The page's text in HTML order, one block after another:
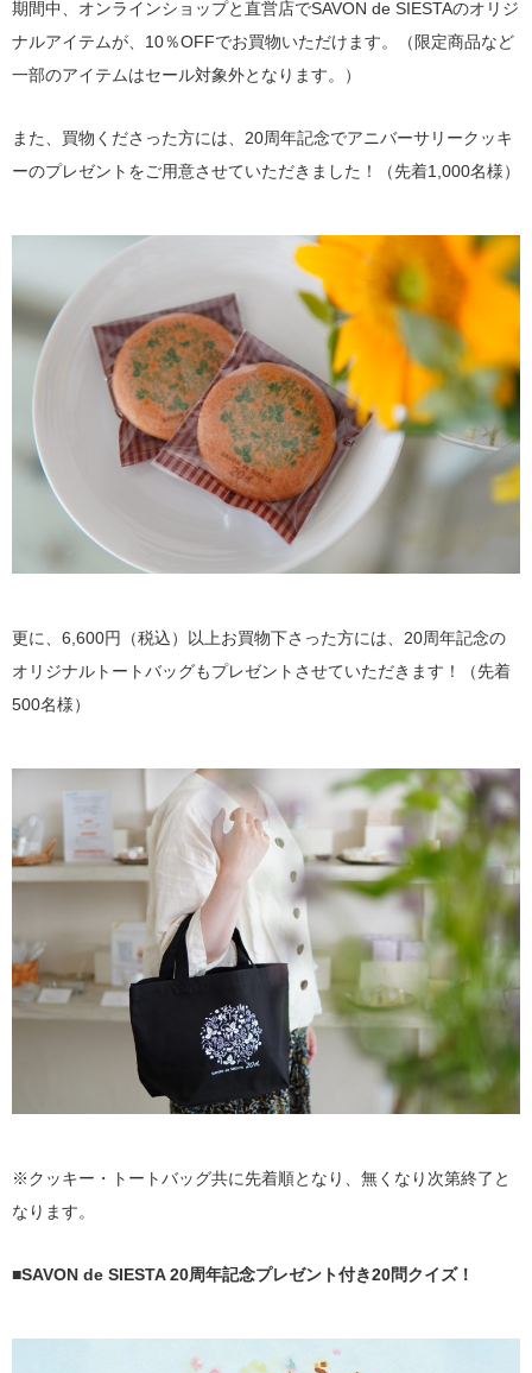
期間中、オンラインショップと直営店でSAVON de SIESTAのオリジ
ナルアイテムが、10％OFFでお買物いただけます。（限定商品など
一部のアイテムはセール対象外となります。）
また、買物くださった方には、20周年記念でアニバーサリークッキ
ーのプレゼントをご用意させていただきました！（先着1,000名様）
更に、6,600円（税込）以上お買物下さった方には、20周年記念の
オリジナルトートバッグもプレゼントさせていただきます！（先着
500名様）
※クッキー・トートバッグ共に先着順となり、無くなり次第終了と
なります。
■SAVON de SIESTA 20周年記念プレゼント付き20問クイズ！